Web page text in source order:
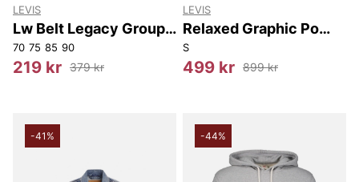
LEVIS
Lw Belt Legacy Group
At
70 75 85 90
219 kr 379 kr
LEVIS
Relaxed Graphic Po
Ssnl
S
499 kr 899 kr
-41% -44%